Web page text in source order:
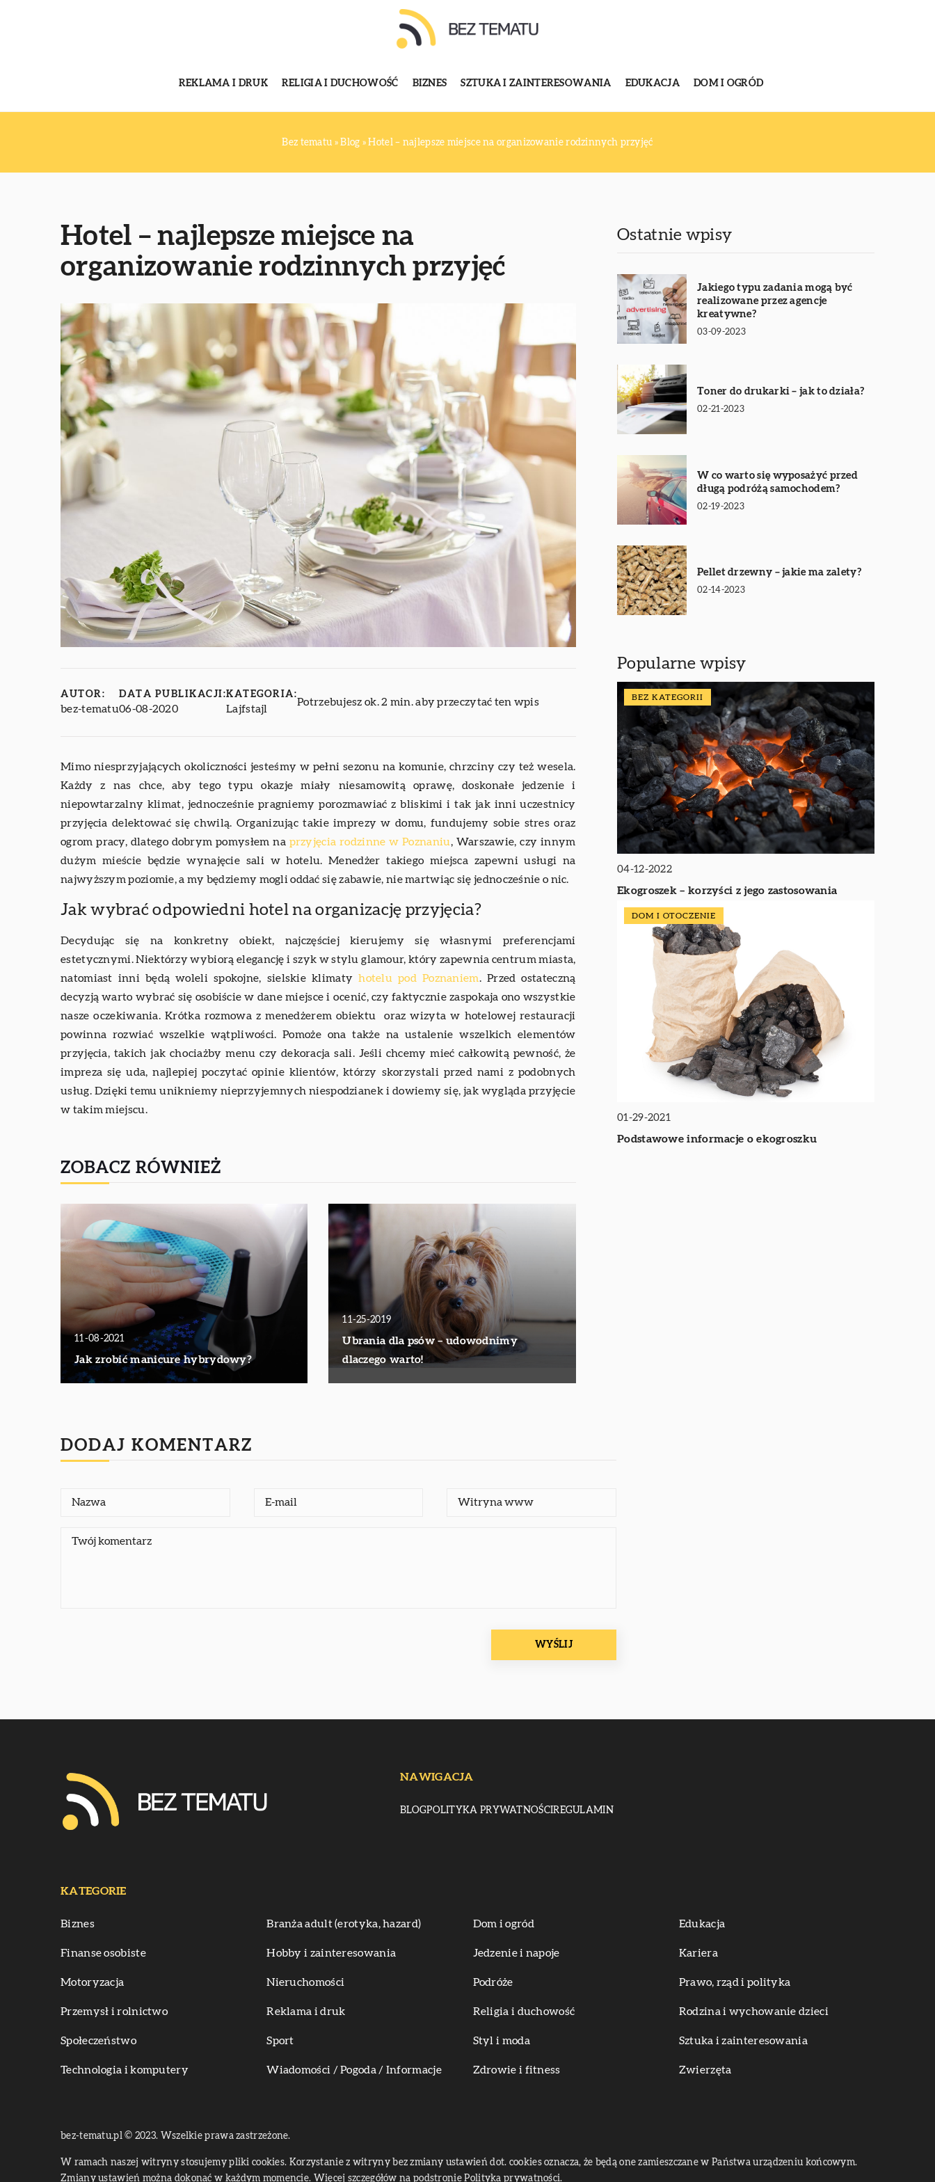
REKLAMA I DRUK RELIGIA I DUCHOWOŚĆ BIZNES SZTUKA I ZAINTERESOWANIA EDUKACJA DOM I OGRÓD
Bez tematu »Blog »Hotel – najlepsze miejsce na organizowanie rodzinnych przyjęć
Hotel – najlepsze miejsce na
organizowanie rodzinnych przyjęć
AUTOR:
bez-tematu
DATA PUBLIKACJI:
06-08-2020
KATEGORIA:
Lajfstajl
Potrzebujesz ok. 2 min. aby przeczytać ten wpis
Mimo niesprzyjających okoliczności jesteśmy w pełni sezonu na komunie, chrzciny czy też wesela.
Każdy z nas chce, aby tego typu okazje miały niesamowitą oprawę, doskonałe jedzenie i
niepowtarzalny klimat, jednocześnie pragniemy porozmawiać z bliskimi i tak jak inni uczestnicy
przyjęcia delektować się chwilą. Organizując takie imprezy w domu, fundujemy sobie stres oraz
ogrom pracy, dlatego dobrym pomysłem na przyjęcia rodzinne w Poznaniu, Warszawie, czy innym
dużym mieście będzie wynajęcie sali w hotelu. Menedżer takiego miejsca zapewni usługi na
najwyższym poziomie, a my będziemy mogli oddać się zabawie, nie martwiąc się jednocześnie o nic.
Jak wybrać odpowiedni hotel na organizację przyjęcia?
Decydując się na konkretny obiekt, najczęściej kierujemy się własnymi preferencjami
estetycznymi. Niektórzy wybiorą elegancję i szyk w stylu glamour, który zapewnia centrum miasta,
natomiast inni będą woleli spokojne, sielskie klimatyhotelu pod Poznaniem. Przed ostateczną
decyzją warto wybrać się osobiście w dane miejsce i ocenić, czy faktycznie zaspokaja ono wszystkie
nasze oczekiwania. Krótka rozmowa z menedżerem obiektu oraz wizyta w hotelowej restauracji
powinna rozwiać wszelkie wątpliwości. Pomoże ona także na ustalenie wszelkich elementów
przyjęcia, takich jak chociażby menu czy dekoracja sali. Jeśli chcemy mieć całkowitą pewność, że
impreza się uda, najlepiej poczytać opinie klientów, którzy skorzystali przed nami z podobnych
usług. Dzięki temu unikniemy nieprzyjemnych niespodzianek i dowiemy się, jak wygląda przyjęcie
w takim miejscu.
ZOBACZ RÓWNIEŻ
11-08-2021
Jak zrobić manicure hybrydowy?
11-25-2019
Ubrania dla psów – udowodnimy
dlaczego warto!
Ostatnie wpisy
Jakiego typu zadania mogą być
realizowane przez agencje
kreatywne?
03-09-2023
Toner do drukarki – jak to działa?
02-21-2023
W co warto się wyposażyć przed
długą podróżą samochodem?
02-19-2023
Pellet drzewny – jakie ma zalety?
02-14-2023
Popularne wpisy
BEZ KATEGORII
04-12-2022
Ekogroszek – korzyści z jego zastosowania
DOM I OTOCZENIE
01-29-2021
Podstawowe informacje o ekogroszku
DODAJ KOMENTARZ
NAWIGACJA
BLOGPOLITYKA PRYWATNOŚCIREGULAMIN
KATEGORIE
Biznes Branża adult (erotyka, hazard) Dom i ogród Edukacja
Finanse osobiste Hobby i zainteresowania Jedzenie i napoje Kariera
Motoryzacja Nieruchomości Podróże Prawo, rząd i polityka
Przemysł i rolnictwo Reklama i druk Religia i duchowość Rodzina i wychowanie dzieci
Społeczeństwo Sport Styl i moda Sztuka i zainteresowania
Technologia i komputery Wiadomości / Pogoda / Informacje Zdrowie i fitness Zwierzęta
bez-tematu.pl © 2023. Wszelkie prawa zastrzeżone.
W ramach naszej witryny stosujemy pliki cookies. Korzystanie z witryny bez zmiany ustawień dot. cookies oznacza, że będą one zamieszczane w Państwa urządzeniu końcowym.
Zmiany ustawień można dokonać w każdym momencie. Więcej szczegółów na podstroniePolityka prywatności.